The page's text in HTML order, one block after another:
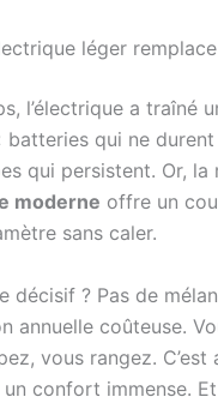
léger
l’électrique a traîné
batteries qui ne
qui persistent. Or, la
moderne offre un
sans caler.
décisif ? Pas de
annuelle coûteuse.
vous rangez.
un confort immense.